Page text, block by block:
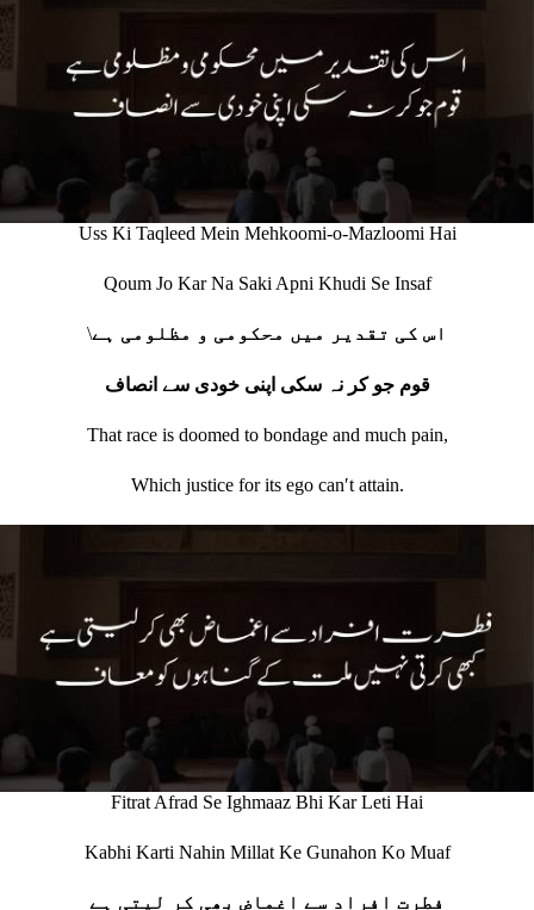
Uss Ki Taqleed Mein Mehkoomi-o-Mazloomi Hai
Qoum Jo Kar Na Saki Apni Khudi Se Insaf
\اس کی تقدیر میں محکومی و مظلومی ہے
قوم جو کر نہ سکی اپنی خودی سے انصاف
That race is doomed to bondage and much pain,
Which justice for its ego canʹt attain.
Fitrat Afrad Se Ighmaaz Bhi Kar Leti Hai
Kabhi Karti Nahin Millat Ke Gunahon Ko Muaf
فطرت افراد سے اغماض بھی کر لیتی ہے